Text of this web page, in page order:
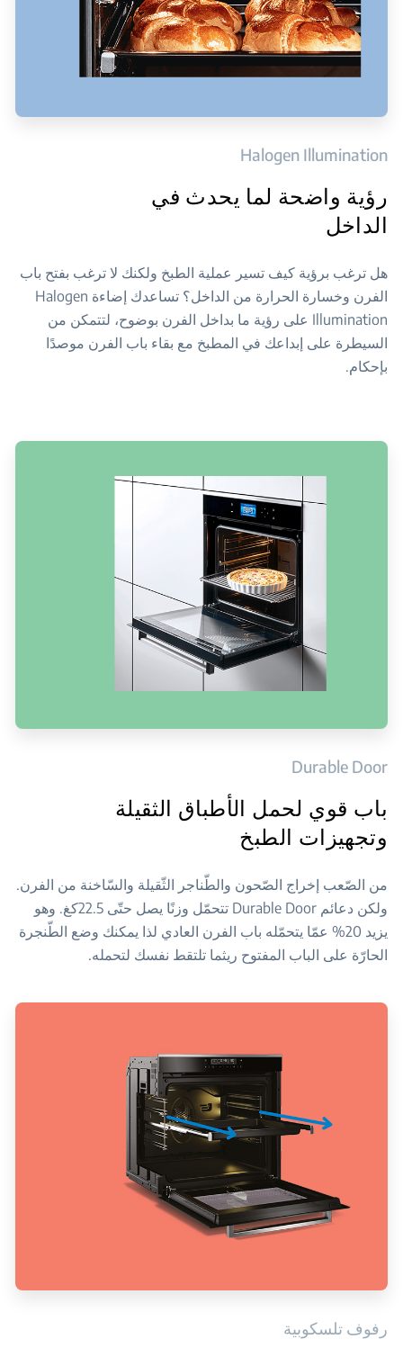
Halogen Illumination
رؤية واضحة لما يحدث في
الداخل
هل ترغب برؤية كيف تسير عملية الطبخ ولكنك لا ترغب بفتح باب
الفرن وخسارة الحرارة من الداخل؟ تساعدك إضاءة Halogen
Illumination على رؤية ما بداخل الفرن بوضوح، لتتمكن من
السيطرة على إبداعك في المطبخ مع بقاء باب الفرن موصدًا
بإحكام.
Durable Door
باب قوي لحمل الأطباق الثقيلة
وتجهيزات الطبخ
من الصّعب إخراج الصّحون والطّناجر الثّقيلة والسّاخنة من الفرن.
ولكن دعائم Durable Door تتحمّل وزنًا يصل حتّى 22.5كغ. وهو
يزيد 20% عمّا يتحمّله باب الفرن العادي لذا يمكنك وضع الطّنجرة
الحارّة على الباب المفتوح ريثما تلتقط نفسك لتحمله.
رفوف تلسكوبية